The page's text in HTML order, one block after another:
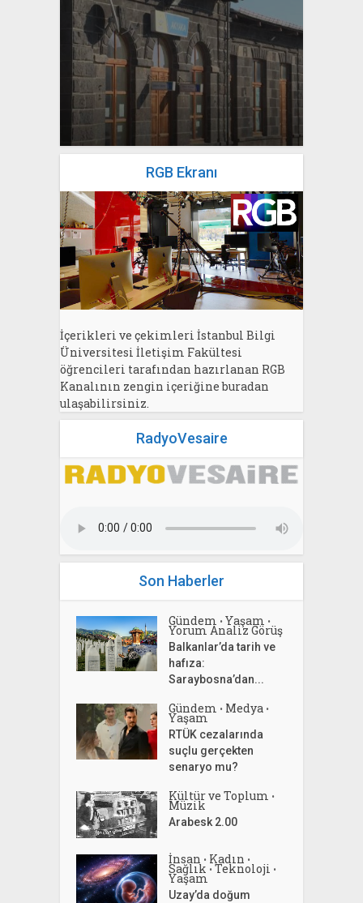
yazan
Bahri Ak
RGB Ekranı
İçerikleri ve çekimleri İstanbul Bilgi
Üniversitesi İletişim Fakültesi
öğrencileri tarafından hazırlanan RGB
Kanalının zengin içeriğine buradan
ulaşabilirsiniz.
RadyoVesaire
Son Haberler
Gündem • Yaşam •
Yorum Analiz Görüş
Balkanlar’da tarih ve
hafıza:
Saraybosna’dan...
Gündem • Medya •
Yaşam
RTÜK cezalarında
suçlu gerçekten
senaryo mu?
Kültür ve Toplum •
Müzik
Arabesk 2.00
İnsan • Kadın •
Sağlık • Teknoloji •
Yaşam
Uzay’da doğum